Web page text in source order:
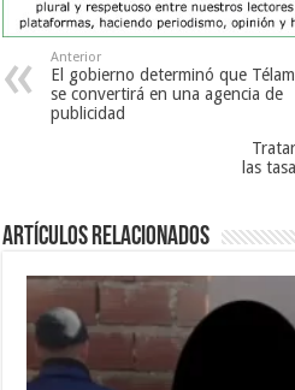
Anterior
El gobierno determinó que Télam
se convertirá en una agencia de
publicidad
las
Artículos Relacionados